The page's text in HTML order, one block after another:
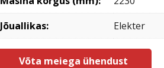
Jõuallikas:
Elekter
Võta meiega ühendust